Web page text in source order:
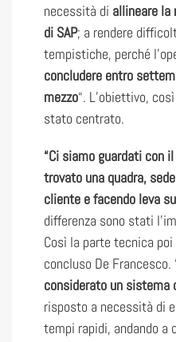
necessità di allineare la
di SAP; a rendere
tempistiche, perché
concludere entro
mezzo“. L’obiettivo,
stato centrato.
“Ci siamo guardati con
trovato una quadra,
cliente e facendo leva
differenza sono stati
Così la parte tecnica
concluso De Francesco.
considerato un sistema
risposto a necessità di
tempi rapidi, andando a